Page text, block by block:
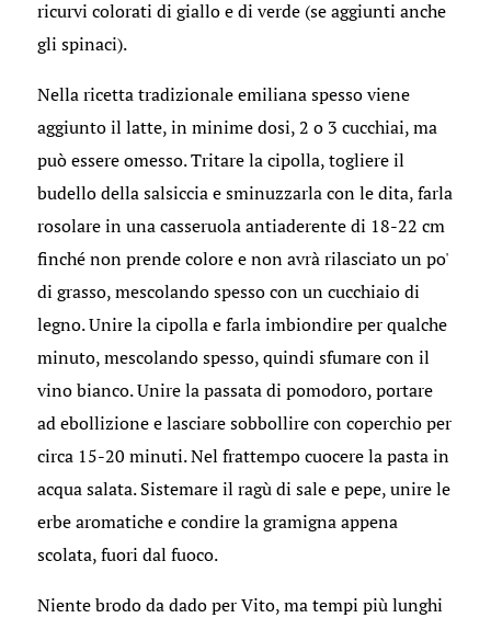
ricurvi colorati di giallo e di verde (se aggiunti anche
gli spinaci).
Nella ricetta tradizionale emiliana spesso viene
aggiunto il latte, in minime dosi, 2 o 3 cucchiai, ma
può essere omesso. Tritare la cipolla, togliere il
budello della salsiccia e sminuzzarla con le dita, farla
rosolare in una casseruola antiaderente di 18-22 cm
finché non prende colore e non avrà rilasciato un po'
di grasso, mescolando spesso con un cucchiaio di
legno. Unire la cipolla e farla imbiondire per qualche
minuto, mescolando spesso, quindi sfumare con il
vino bianco. Unire la passata di pomodoro, portare
ad ebollizione e lasciare sobbollire con coperchio per
circa 15-20 minuti. Nel frattempo cuocere la pasta in
acqua salata. Sistemare il ragù di sale e pepe, unire le
erbe aromatiche e condire la gramigna appena
scolata, fuori dal fuoco.
Niente brodo da dado per Vito, ma tempi più lunghi